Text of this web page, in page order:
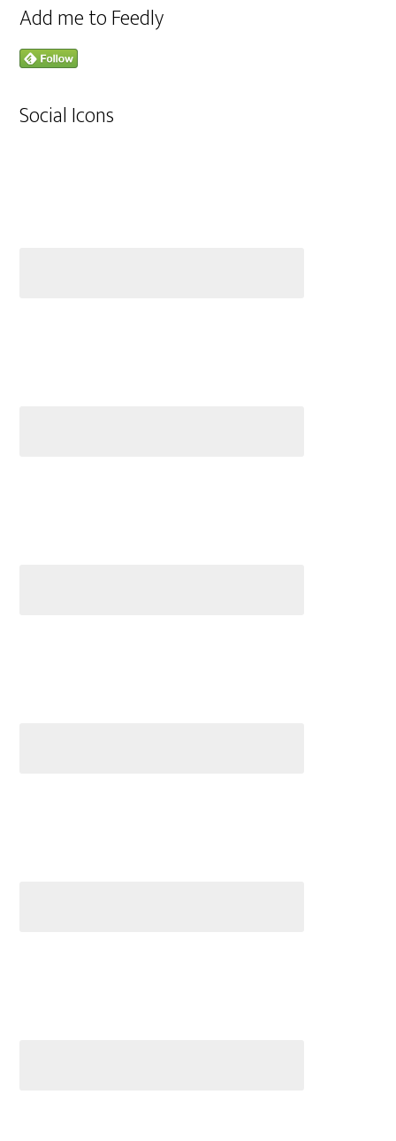
Add me to Feedly
Social Icons